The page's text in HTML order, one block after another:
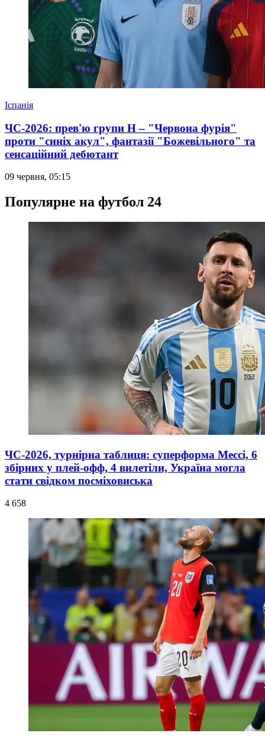
Іспанія
ЧС-2026: прев'ю групи Н – "Червона фурія"
проти "синіх акул", фантазії "Божевільного" та
сенсаційний дебютант
09 червня, 05:15
Популярне на футбол 24
ЧС-2026, турнірна таблиця: суперформа Мессі, 6
збірних у плей-офф, 4 вилетіли, Україна могла
стати свідком посміховиська
4 658